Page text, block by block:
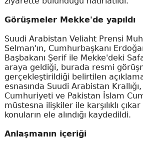
Görüşmeler Mekke'de yapıldı
Suudi Arabistan Veliaht Prensi
Selman'ın, Cumhurbaşkanı
Başbakanı Şerif ile Mekke'deki
araya geldiği, burada resmi
gerçekleştirildiği belirtilen
esnasında Suudi Arabistan
Cumhuriyeti ve Pakistan İslam
müstesna ilişkiler ile karşılıklı
konuların ele alındığı kaydedildi.
Anlaşmanın içeriği